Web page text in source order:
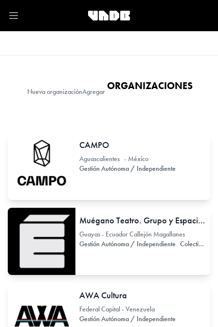
Open main menu
Nueva organizaciónAgregar ORGANIZACIONES
CAMPO
Aguascalientes - México
Gestión Autónoma / Independiente
Muégano Teatro. Grupo y Espacio de Teatro independiente
Guayas - Ecuador Callejón Magallanes
Gestión Autónoma / Independiente Colectivo de Arte / Colectivo de Artistas
AWA Cultura
Federal Capital - Venezuela
Gestión Autónoma / Independiente